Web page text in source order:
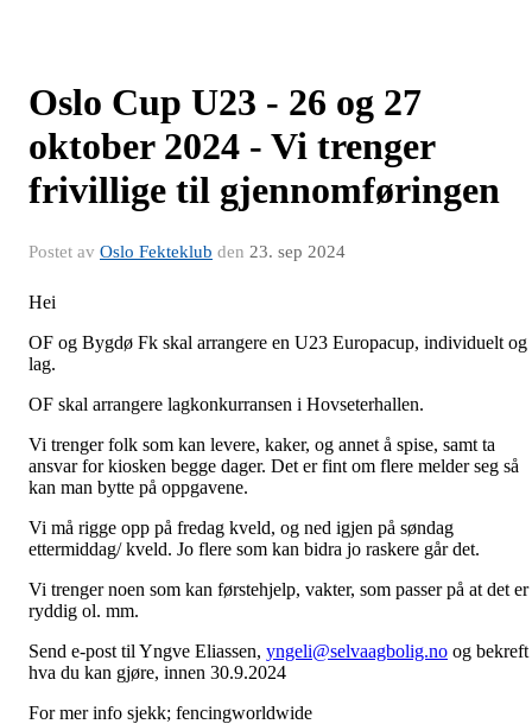
Oslo Cup U23 - 26 og 27
oktober 2024 - Vi trenger
frivillige til gjennomføringen
Postet av Oslo Fekteklub den 23. sep 2024
Hei
OF og Bygdø Fk skal arrangere en U23 Europacup, individuelt og
lag.
OF skal arrangere lagkonkurransen i Hovseterhallen.
Vi trenger folk som kan levere, kaker, og annet å spise, samt ta
ansvar for kiosken begge dager. Det er fint om flere melder seg så
kan man bytte på oppgavene.
Vi må rigge opp på fredag kveld, og ned igjen på søndag
ettermiddag/ kveld. Jo flere som kan bidra jo raskere går det.
Vi trenger noen som kan førstehjelp, vakter, som passer på at det er
ryddig ol. mm.
Send e-post til Yngve Eliassen, yngeli@selvaagbolig.no og bekreft
hva du kan gjøre, innen 30.9.2024
For mer info sjekk; fencingworldwide